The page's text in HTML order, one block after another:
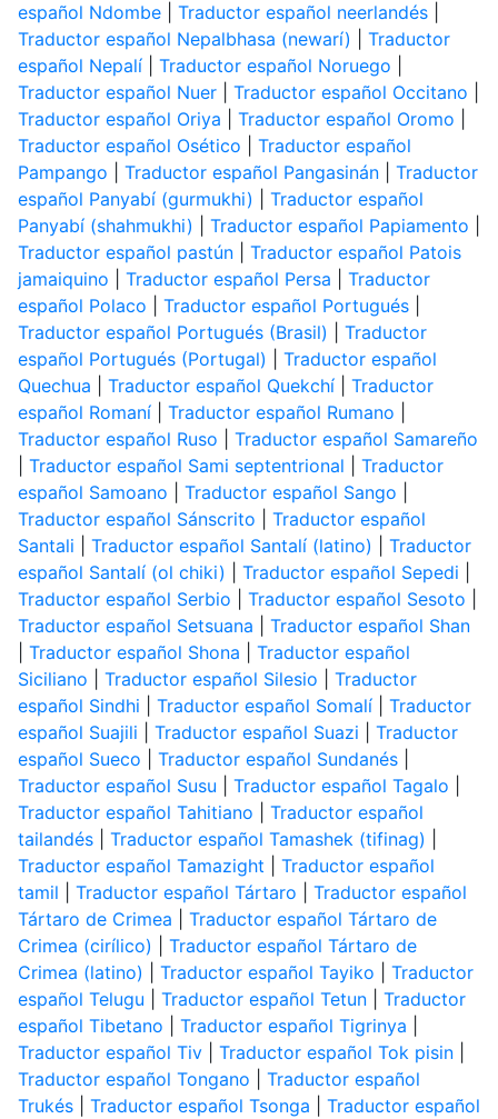
español Ndombe| Traductor español neerlandés|
Traductor español Nepalbhasa (newarí)
Traductor
español Nepalí| Traductor español Noruego
Traductor español Nuer| Traductor español Occitano
Traductor español Oriya
Traductor español Oromo
Traductor español Osético
Traductor español
Pampango
Traductor español Pangasinán| Traductor
español Panyabí (gurmukhi)
Traductor español
Panyabí (shahmukhi)
Traductor español Papiamento
Traductor español pastún| Traductor español Patois
jamaiquino
Traductor español Persa
Traductor
español Polaco
Traductor español Portugués|
Traductor español Portugués (Brasil)
Traductor
español Portugués (Portugal)
Traductor español
Quechua
Traductor español Quekchí| Traductor
español Romaní| Traductor español Rumano
Traductor español Ruso
Traductor español Samareño
Traductor español Sami septentrional
Traductor
español Samoano
Traductor español Sango
Traductor español Sánscrito
Traductor español
Santali
Traductor español Santalí (latino)
Traductor
español Santalí (ol chiki)
Traductor español Sepedi
Traductor español Serbio
Traductor español Sesoto
Traductor español Setsuana
Traductor español Shan
Traductor español Shona
Traductor español
Siciliano
Traductor español Silesio
Traductor
español Sindhi
Traductor español Somalí| Traductor
español Suajili
Traductor español Suazi
Traductor
español Sueco
Traductor español Sundanés|
Traductor español Susu
Traductor español Tagalo
Traductor español Tahitiano
Traductor español
tailandés| Traductor español Tamashek (tifinag)
Traductor español Tamazight
Traductor español
tamil
Traductor español Tártaro
Traductor español
Tártaro de Crimea
Traductor español Tártaro de
Crimea (cirílico)
Traductor español Tártaro de
Crimea (latino)
Traductor español Tayiko
Traductor
español Telugu
Traductor español Tetun| Traductor
español Tibetano
Traductor español Tigrinya
Traductor español Tiv| Traductor español Tok pisin|
Traductor español Tongano
Traductor español
Trukés| Traductor español Tsonga Traductor español